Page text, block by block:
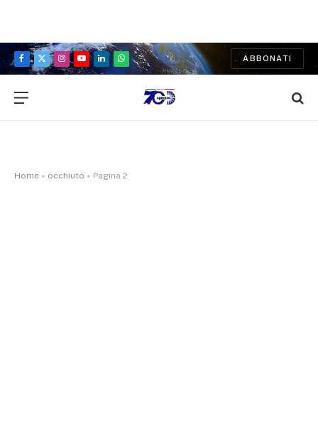
Facebook
X
Instagram
YouTubeLinkedInWhatsApp
ABBONATI
Home » occhiuto » Pagina 2